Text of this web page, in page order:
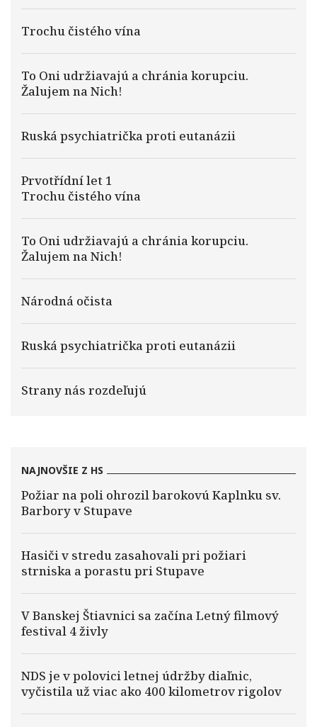
Trochu čistého vína
To Oni udržiavajú a chránia korupciu.
Žalujem na Nich!
Ruská psychiatrička proti eutanázii
Prvotřídní let 1
Trochu čistého vína
To Oni udržiavajú a chránia korupciu.
Žalujem na Nich!
Národná očista
Ruská psychiatrička proti eutanázii
Strany nás rozdeľujú
NAJNOVŠIE Z HS
Požiar na poli ohrozil barokovú Kaplnku sv.
Barbory v Stupave
Hasiči v stredu zasahovali pri požiari
strniska a porastu pri Stupave
V Banskej Štiavnici sa začína Letný filmový
festival 4 živly
NDS je v polovici letnej údržby diaľnic,
vyčistila už viac ako 400 kilometrov rigolov